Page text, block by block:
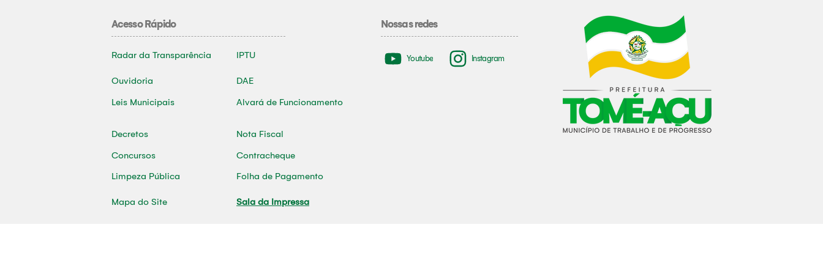
Acesso Rápido
Radar da Transparência
Ouvidoria
Leis Municipais
Decretos
Concursos
Limpeza Pública
Mapa do Site
IPTU
DAE
Alvará de Funcionamento
Nota Fiscal
Contracheque
Folha de Pagamento
Sala da Impressa
Nossas redes
Youtube Instagram